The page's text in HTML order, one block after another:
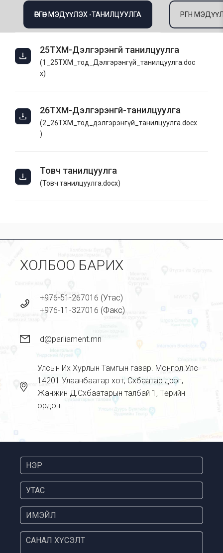
ӨРГӨН МЭДҮҮЛЭХ -ТАНИЛЦУУЛГА ӨРГӨН
25ТХМ-Дэлгэрэнгүй танилцуулга
(1_25ТХМ_тод_Дэлгэрэнгүй_танилцуулга.doc
x)
26ТХМ-Дэлгэрэнгүй-танилцуулга
(2_26ТХМ_тод_дэлгэрэнгүй_танилцуулга.docx
)
Товч танилцуулга
(Товч танилцуулга.docx)
ХОЛБОО БАРИХ
+976-51-267016 (Утас)
+976-11-327016 (Факс)
d@parliament.mn
Улсын Их Хурлын Тамгын газар. Монгол Улс
14201 Улаанбаатар хот, Сүхбаатар дүүрэг,
Жанжин Д.Сүхбаатарын талбай 1, Төрийн
ордон.